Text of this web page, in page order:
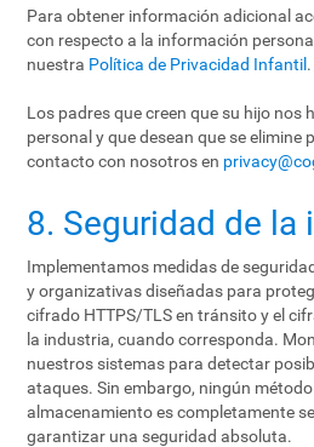
Para obtener información adicional
con respecto a la información
nuestra Política de Privacidad Infantil .
Los padres que creen que su hijo nos
personal y que desean que se elimine
contacto con nosotros en
8. Seguridad de la
Implementamos medidas de
y organizativas diseñadas para
cifrado HTTPS/TLS en tránsito y el
la industria, cuando corresponda.
nuestros sistemas para detectar
ataques. Sin embargo, ningún
almacenamiento es completamente
garantizar una seguridad absoluta.